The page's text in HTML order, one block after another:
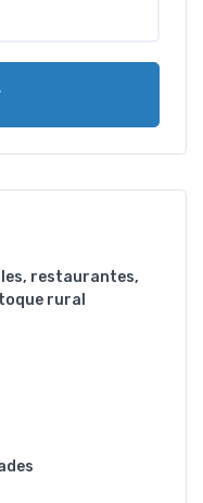
restaurantes,
rural